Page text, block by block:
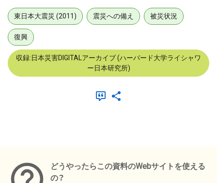
東日本大震災 (2011) 震災への備え 被災状況
復興
収録:日本災害DIGITALアーカイブ (ハーバード大学ライシャワ
ー日本研究所)
どうやったらこの資料のWebサイトを使える
の？